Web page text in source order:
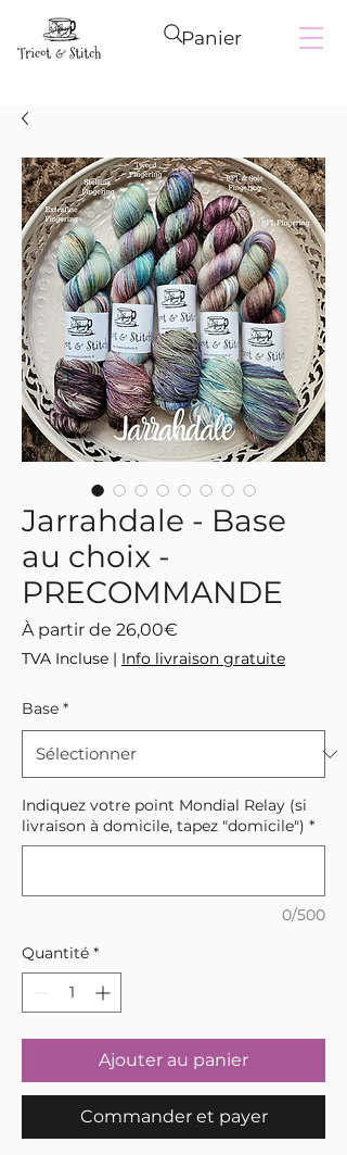
Panier
Jarrahdale - Base
au choix -
PRECOMMANDE
À partir de 26,00€
promotionnel
TVA Incluse | Info livraison gratuite
Base *
Indiquez votre point Mondial Relay (si
livraison à domicile, tapez "domicile") *
0/500
Quantité *
Ajouter au panier
Commander et payer